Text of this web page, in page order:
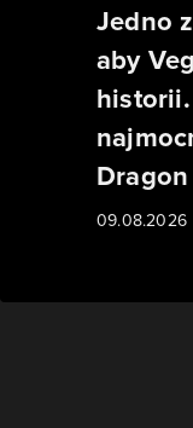
Jedno
aby
09.08.2026